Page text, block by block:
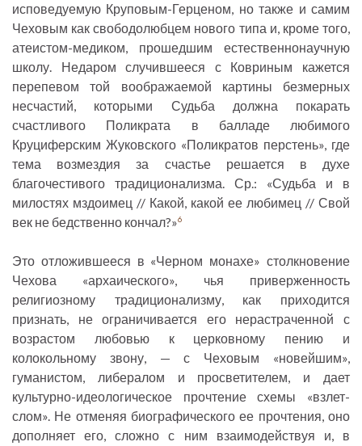
исповедуемую Круповым-Герценом, но также и самим
Чеховым как свободолюбцем нового типа и, кроме того,
атеистом-медиком, прошедшим естественнонаучную
школу. Недаром случившееся с Ковриным кажется
перепевом той воображаемой картины безмерных
несчастий, которыми Судьба должна покарать
счастливого Поликрата в балладе любимого
Круциферским Жуковского «Поликратов перстень», где
тема возмездия за счастье решается в духе
благочестивого традиционализма. Ср.: «Судьба и в
милостях мздоимец // Какой, какой ее любимец // Свой
век не бедственно кончал?»6
Это отложившееся в «Черном монахе» столкновение
Чехова «архаического», чья приверженность
религиозному традиционализму, как приходится
признать, не ограничивается его нерастраченной с
возрастом любовью к церковному пению и
колокольному звону, — с Чеховым «новейшим»,
гуманистом, либералом и просветителем, и дает
культурно-идеологическое прочтение схемы «взлет-
слом». Не отменяя биографического ее прочтения, оно
дополняет его, сложно с ним взаимодействуя и, в